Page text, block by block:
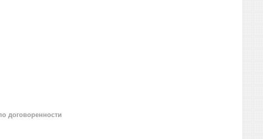
договоренности